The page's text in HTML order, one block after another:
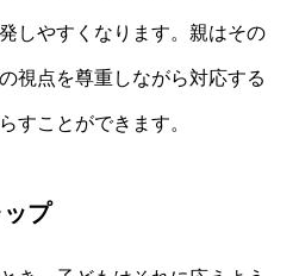
しやすくなります。親はその
視点を尊重しながら対応する
すことができます。
プ